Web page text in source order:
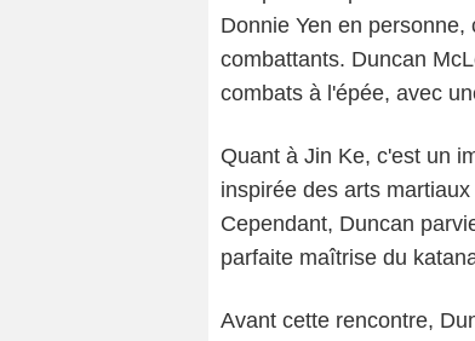
Donnie Yen en
combattants. Duncan
combats à l'épée, avec
Quant à Jin Ke, c'est un
inspirée des arts
Cependant, Duncan
parfaite maîtrise du
Avant cette rencontre,